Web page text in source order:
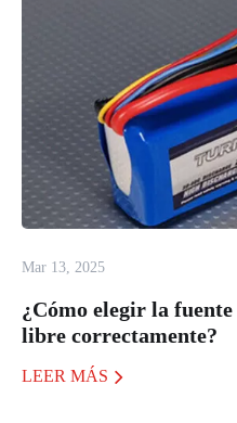
Mar 13, 2025
¿Cómo elegir la
libre correctamente?
LEER MÁS